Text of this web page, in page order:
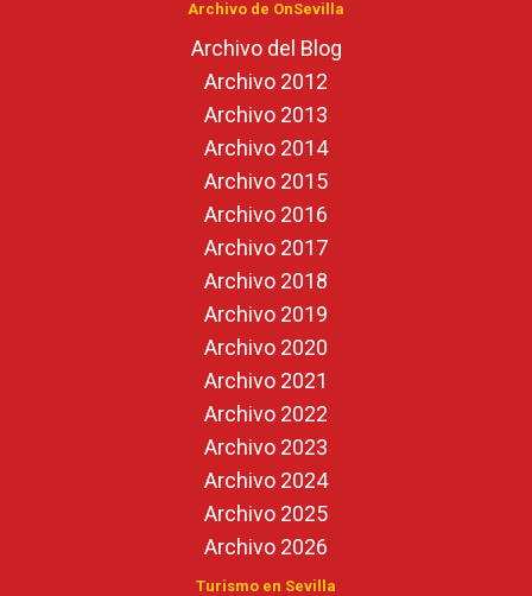
Archivo de OnSevilla
Archivo del Blog
Archivo 2012
Archivo 2013
Archivo 2014
Archivo 2015
Archivo 2016
Archivo 2017
Archivo 2018
Archivo 2019
Archivo 2020
Archivo 2021
Archivo 2022
Archivo 2023
Archivo 2024
Archivo 2025
Archivo 2026
Turismo en Sevilla